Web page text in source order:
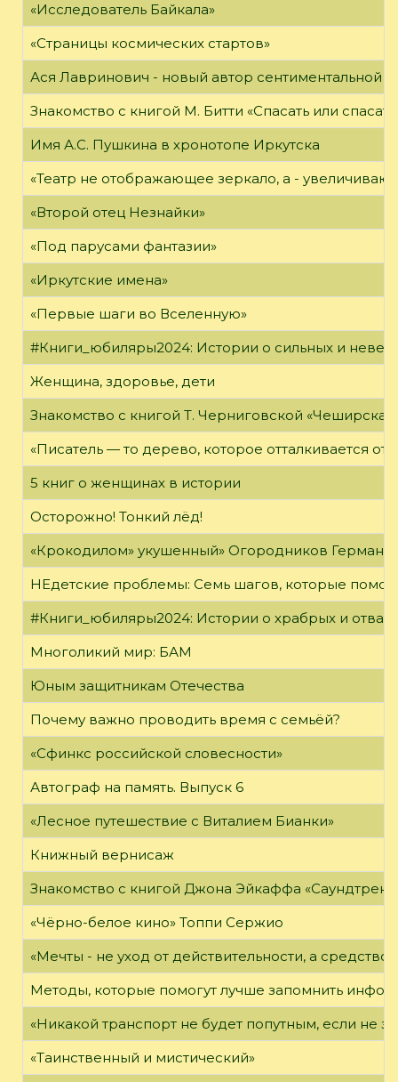
«Исследователь Байкала»
«Страницы космических стартов»
Ася Лавринович - новый автор сентиментальной
Знакомство с книгой М. Битти «Спасать или
Имя А.С. Пушкина в хронотопе Иркутска
«Театр не отображающее зеркало, а -
«Второй отец Незнайки»
«Под парусами фантазии»
«Иркутские имена»
«Первые шаги во Вселенную»
#Книги_юбиляры2024: Истории о сильных и
Женщина, здоровье, дети
Знакомство с книгой Т. Черниговской
«Писатель — то дерево, которое отталкивается от
5 книг о женщинах в истории
Осторожно! Тонкий лёд!
«Крокодилом» укушенный» Огородников Герман
НЕдетские проблемы: Семь шагов, которые
#Книги_юбиляры2024: Истории о храбрых и
Многоликий мир: БАМ
Юным защитникам Отечества
Почему важно проводить время с семьёй?
«Сфинкс российской словесности»
Автограф на память. Выпуск 6
«Лесное путешествие с Виталием Бианки»
Книжный вернисаж
Знакомство с книгой Джона Эйкаффа «Саундтреки
«Чёрно-белое кино» Топпи Сержио
«Мечты - не уход от действительности, а средство
Методы, которые помогут лучше запомнить
«Никакой транспорт не будет попутным, если не
«Таинственный и мистический»